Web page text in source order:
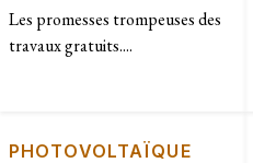
Les promesses trompeuses des
travaux gratuits....
PHOTOVOLTAÏQUE